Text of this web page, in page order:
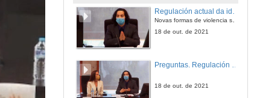
Novas formas de violencia sexual
18 de out. de 2021
Preguntas. Regulación actual da identidade e orientacións sexuais
18 de out. de 2021